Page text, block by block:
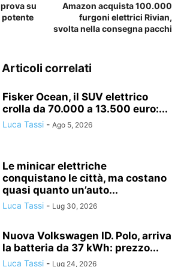
su
potente
Amazon acquista 100.000
furgoni elettrici Rivian,
svolta nella consegna pacchi
Articoli correlati
Fisker Ocean, il SUV elettrico
crolla da 70.000 a 13.500 euro:...
Luca Tassi - Ago 5, 2026
Le minicar elettriche
conquistano le città, ma costano
quasi quanto un’auto...
Luca Tassi - Lug 30, 2026
Nuova Volkswagen ID. Polo, arriva
la batteria da 37 kWh: prezzo...
Luca Tassi - Lug 24, 2026